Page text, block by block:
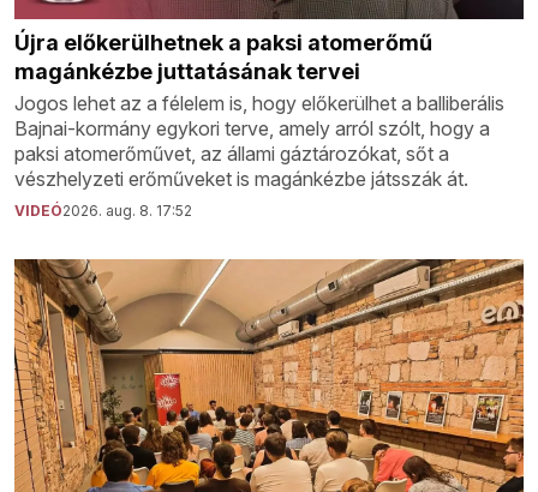
Újra előkerülhetnek a paksi atomerőmű
magánkézbe juttatásának tervei
Jogos lehet az a félelem is, hogy előkerülhet a balliberális
Bajnai-kormány egykori terve, amely arról szólt, hogy a
paksi atomerőművet, az állami gáztározókat, sőt a
vészhelyzeti erőműveket is magánkézbe játsszák át.
VIDEÓ2026. aug. 8. 17:52